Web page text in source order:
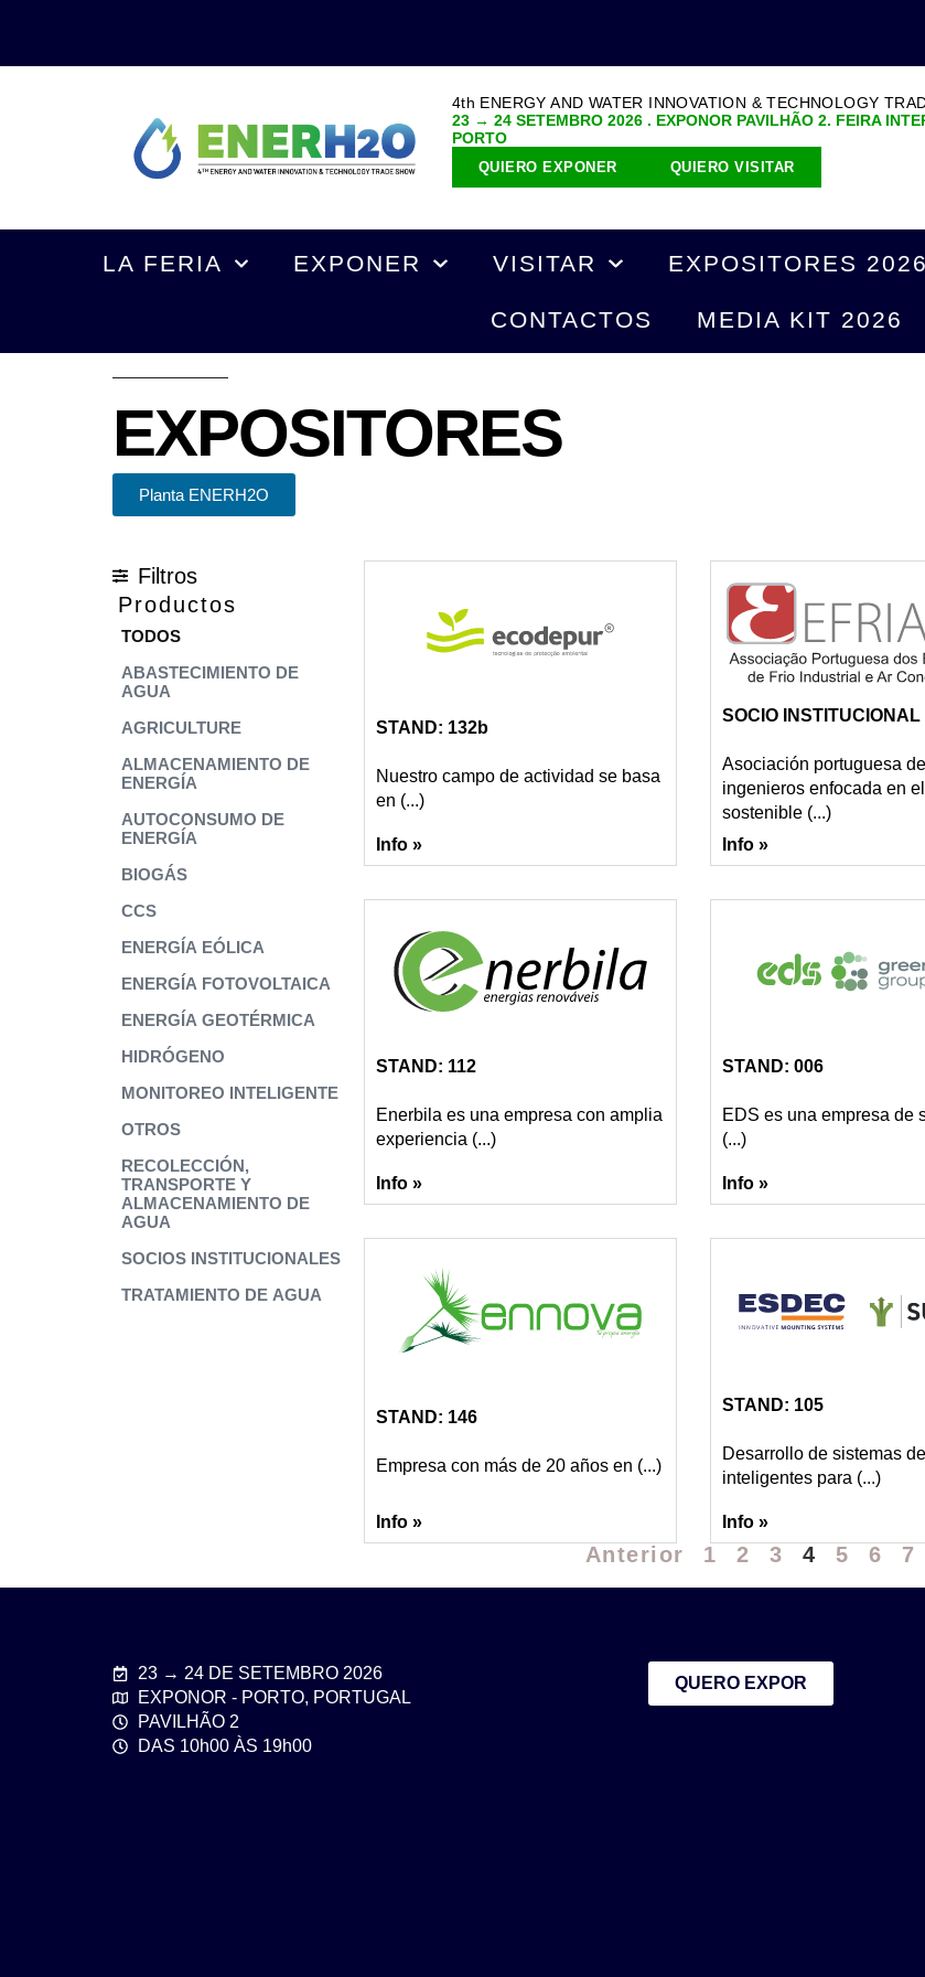
4th ENERGY AND WATER INNOVATION & TECHNOLOGY
23 → 24 SETEMBRO 2026 . EXPONOR PAVILHÃO 2. FEIRA
PORTO
QUIERO EXPONER QUIERO VISITAR
LA FERIA EXPONER VISITAR EXPOSITORES 2026
CONTACTOS MEDIA KIT 2026
EXPOSITORES
Planta ENERH2O
Filtros
Productos
ABASTECIMIENTO DE
AGUA
AGRICULTURE
ALMACENAMIENTO DE
ENERGÍA
AUTOCONSUMO DE
ENERGÍA
BIOGÁS
CCS
ENERGÍA EÓLICA
ENERGÍA FOTOVOLTAICA
ENERGÍA GEOTÉRMICA
HIDRÓGENO
MONITOREO INTELIGENTE
OTROS
RECOLECCIÓN,
TRANSPORTE Y
ALMACENAMIENTO DE
AGUA
SOCIOS INSTITUCIONALES
TRATAMIENTO DE AGUA
TODOS
STAND: 132b
Nuestro campo de actividad se basa
en (...)
Info »
SOCIO INSTITUCIONAL
Asociación portuguesa de
ingenieros enfocada en
sostenible (...)
Info »
STAND: 112
Enerbila es una empresa con amplia
experiencia (...)
Info »
STAND: 006
EDS es una empresa de
(...)
Info »
STAND: 146
Empresa con más de 20 años en (...)
Info »
STAND: 105
Desarrollo de sistemas
inteligentes para (...)
Info »
Anterior 1 2 3 4 5 6 7
23 → 24 DE SETEMBRO 2026
EXPONOR - PORTO, PORTUGAL
PAVILHÃO 2
DAS 10h00 ÀS 19h00
QUERO EXPOR